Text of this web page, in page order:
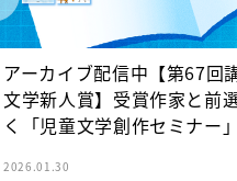
アーカイブ配信中【第67回
文学新人賞】受賞作家と前
く「児童文学創作セミナー」
2026.01.30